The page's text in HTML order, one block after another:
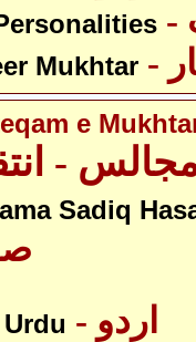
Mukhtar
e
-
Sadiq
Urdu - اردو